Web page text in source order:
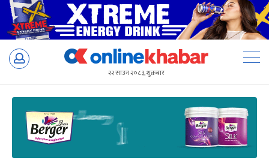
Skip
२२ साउन २०८३, शुक्रबार